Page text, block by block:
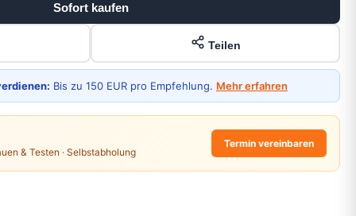
Sofort kaufen
Teilen
Bis zu 150 EUR pro Empfehlung. Mehr erfahren
& Testen · Selbstabholung
Termin vereinbaren